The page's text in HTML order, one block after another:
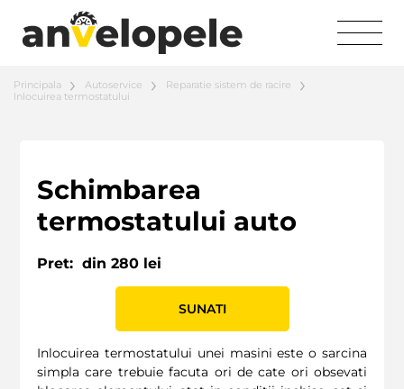
Principala Autoservice
Reparatie sistem de racire
Inlocuirea termostatului
Schimbarea
termostatului auto
Pret: din 280 lei
SUNATI
Inlocuirea termostatului unei masini este o sarcina
simpla care trebuie facuta ori de cate ori obsevati